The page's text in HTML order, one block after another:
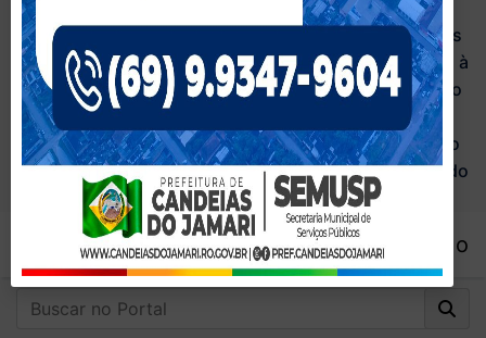
Secretarias
Acesso à
Informação
Legislação
Portal do
Servidor